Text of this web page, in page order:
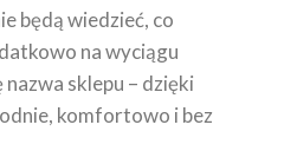
będą wiedzieć, co
na wyciągu
sklepu – dzięki
komfortowo i bez